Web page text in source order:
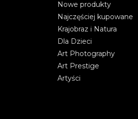
Nowe produkty
Najczęściej kupowane
Krajobraz i Natura
Dla Dzieci
Art Photography
Art Prestige
Artyści